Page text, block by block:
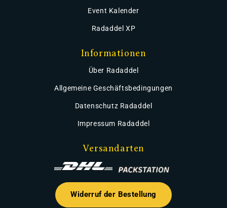
Event Kalender
Radaddel XP
Informationen
Über Radaddel
Allgemeine Geschäftsbedingungen
Datenschutz Radaddel
Impressum Radaddel
Versandarten
Widerruf der Bestellung